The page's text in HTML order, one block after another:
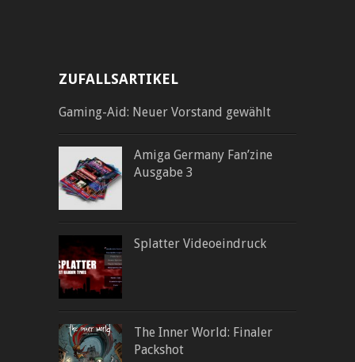
ZUFALLSARTIKEL
Gaming-Aid: Neuer Vorstand gewählt
Amiga Germany Fan’zine
Ausgabe 3
Splatter Videoeindruck
The Inner World: Finaler
Packshot